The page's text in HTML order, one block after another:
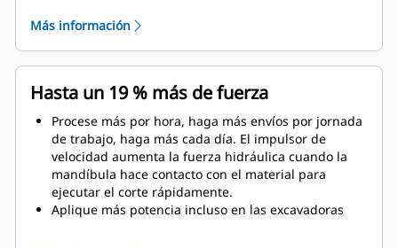
Se aplica la máxima fuerza de corte o aplastamiento
tan pronto como la mandíbula hace contacto con el
material.
Más información
Hasta un 19 % más de fuerza
Procese más por hora, haga más envíos por jornada
de trabajo, haga más cada día. El impulsor de
velocidad aumenta la fuerza hidráulica cuando la
mandíbula hace contacto con el material para
ejecutar el corte rápidamente.
Aplique más potencia incluso en las excavadoras